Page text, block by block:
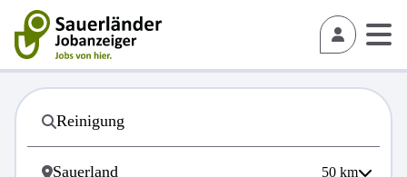
50 km